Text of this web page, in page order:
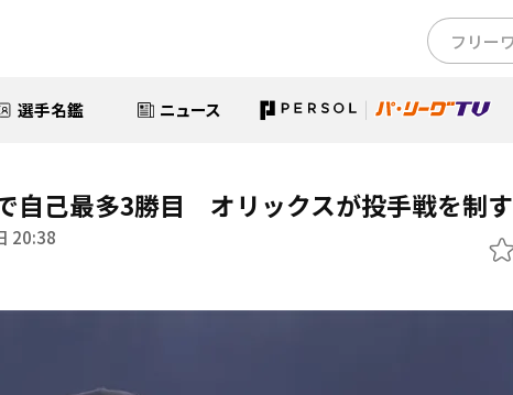
選手名鑑 ニュース
自己最多3勝目 オリックスが投手戦を制す
20:38